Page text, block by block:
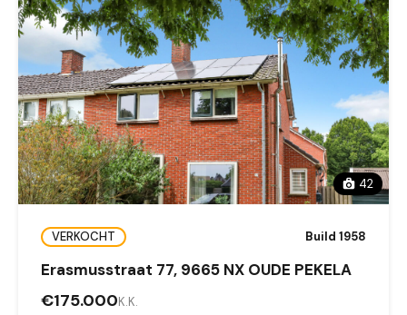
42
VERKOCHT Build 1958
Erasmusstraat 77, 9665 NX OUDE PEKELA
€175.000K.K.